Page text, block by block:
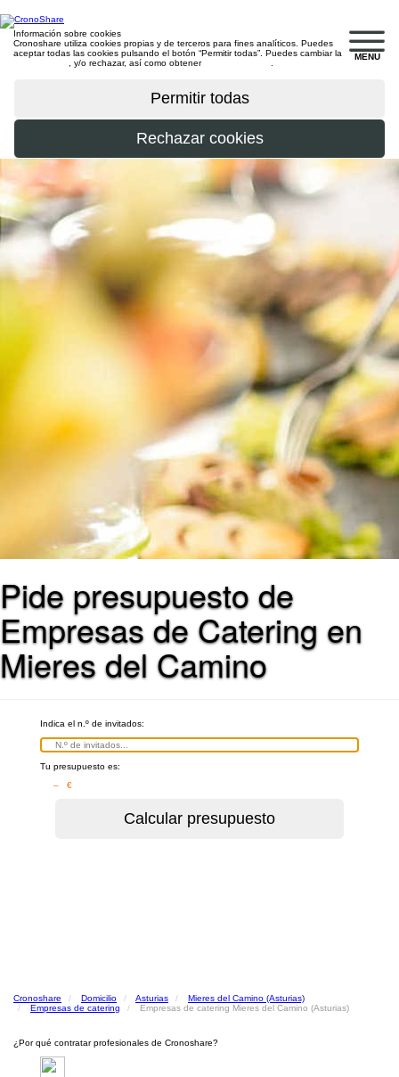
MENU
Información sobre cookies
Cronoshare utiliza cookies propias y de terceros para fines analíticos. Puedes
aceptar todas las cookies pulsando el botón “Permitir todas”. Puedes cambiar la
, y/o rechazar, así como obtener
Pide presupuesto de
Empresas de Catering en
Mieres del Camino
Indica el n.º de invitados:
Tu presupuesto es:
– €
Cronoshare Domicilio Asturias
Mieres del Camino (Asturias)
Empresas de catering
Empresas de catering Mieres del Camino (Asturias)
¿Por qué contratar profesionales de Cronoshare?